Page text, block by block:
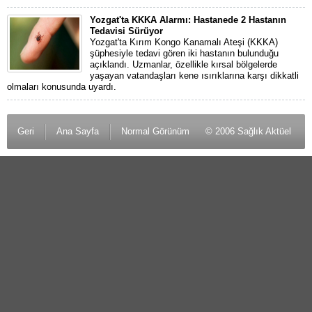
Yozgat'ta KKKA Alarmı: Hastanede 2 Hastanın
Tedavisi Sürüyor
Yozgat'ta Kırım Kongo Kanamalı Ateşi (KKKA)
şüphesiyle tedavi gören iki hastanın bulunduğu
açıklandı. Uzmanlar, özellikle kırsal bölgelerde
yaşayan vatandaşları kene ısırıklarına karşı dikkatli
olmaları konusunda uyardı.
Geri Ana Sayfa Normal Görünüm © 2006 Sağlık Aktüel